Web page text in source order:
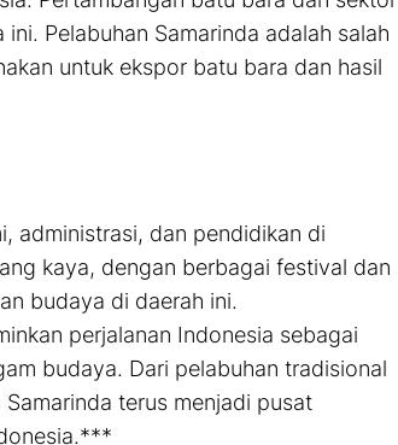
Pelabuhan Samarinda adalah salah
untuk ekspor batu bara dan hasil
administrasi, dan pendidikan di
kaya, dengan berbagai festival dan
budaya di daerah ini.
perjalanan Indonesia sebagai
budaya. Dari pelabuhan tradisional
terus menjadi pusat